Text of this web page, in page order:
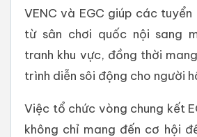
VENC và EGC giúp các tuyển
từ sân chơi quốc nội sang
tranh khu vực, đồng thời
trình diễn sôi động cho người
Việc tổ chức vòng chung kết
không chỉ mang đến cơ hội